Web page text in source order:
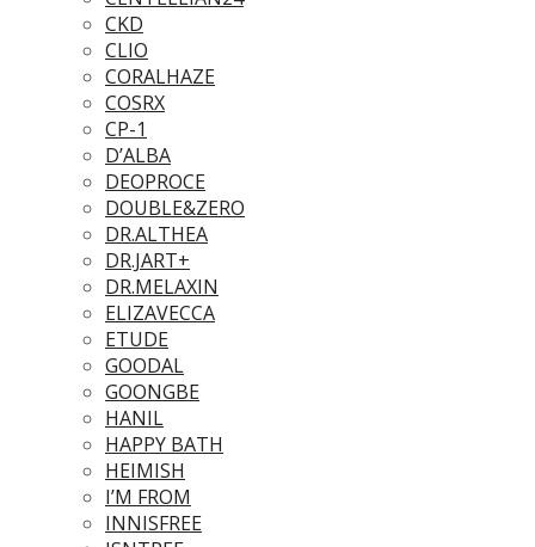
CKD
CLIO
CORALHAZE
COSRX
CP-1
D’ALBA
DEOPROCE
DOUBLE&ZERO
DR.ALTHEA
DR.JART+
DR.MELAXIN
ELIZAVECCA
ETUDE
GOODAL
GOONGBE
HANIL
HAPPY BATH
HEIMISH
I’M FROM
INNISFREE